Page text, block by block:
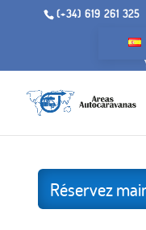
(+34) 619 261 325
Ginevra,
Réservez